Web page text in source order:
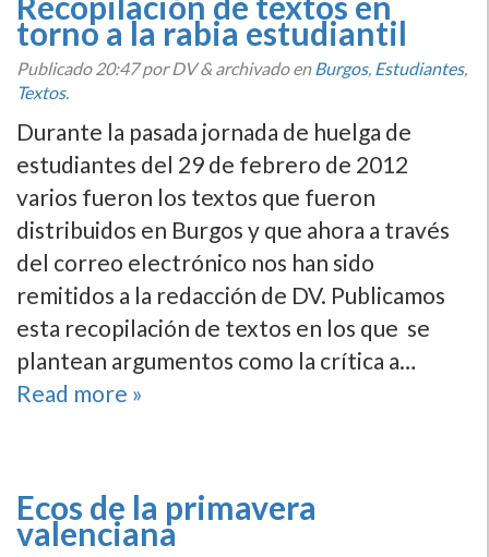
torno a la rabia estudiantil
Publicado20:47por DV&archivado enBurgos, Estudiantes,
Textos.
Durante la pasada jornada de huelga de
estudiantes del 29 de febrero de 2012
varios fueron los textos que fueron
distribuidos en Burgos y que ahora a través
del correo electrónico nos han sido
remitidos a la redacción de DV. Publicamos
esta recopilación de textos en los que se
plantean argumentos como la crí­tica a…
Read more »
Ecos de la primavera
valenciana